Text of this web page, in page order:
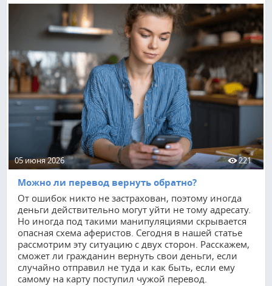
05 июня 2026 221
Можно ли перевод вернуть обратно?
От ошибок никто не застрахован, поэтому иногда
деньги действительно могут уйти не тому адресату.
Но иногда под такими манипуляциями скрывается
опасная схема аферистов. Сегодня в нашей статье
рассмотрим эту ситуацию с двух сторон. Расскажем,
сможет ли гражданин вернуть свои деньги, если
случайно отправил не туда и как быть, если ему
самому на карту поступил чужой перевод.